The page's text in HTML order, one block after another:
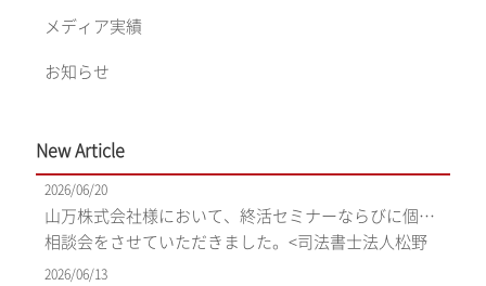
メディア実績
お知らせ
New Article
2026/06/20
山万株式会社様において、終活セミナーならびに個別
相談会をさせていただきました。<司法書士法人松野
下事務所/一般社団法人エム・クリエイト>
2026/06/13